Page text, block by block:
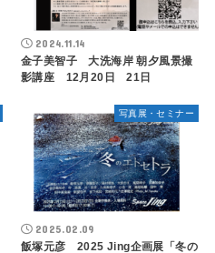
2024.11.14
金子美智子 大洗海岸 朝夕風景撮
影講座 12月20日 21日
写真展・セミナー
2025.02.09
飯塚元彦 2025 Jing企画展「冬の